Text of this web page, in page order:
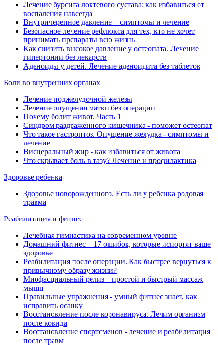
Лечение бурсита локтевого сустава: как избавиться от
воспаления навсегда
Внутричерепное давление ‒ симптомы и лечение
Безопасное лечение рефлюкса для тех, кто не хочет
принимать препараты всю жизнь
Как снизить высокое давление у остеопата. Лечение
гипертонии без лекарств
Аденоиды у детей. Лечение аденоидита без таблеток
Боли во внутренних органах
Лечение поджелудочной железы
Лечение опущения матки без операции
Почему болит живот. Часть 1
Синдром раздраженного кишечника - поможет остеопат
Что такое гастроптоз. Опущение желудка - симптомы и
лечение
Висцеральный жир - как избавиться от живота
Что скрывает боль в тазу? Лечение и профилактика
Здоровье ребенка
Здоровье новорожденного. Есть ли у ребенка родовая
травма
Реабилитация и фитнес
Лечебная гимнастика на современном уровне
Домашний фитнес ‒ 17 ошибок, которые испортят ваше
здоровье
Реабилитация после операции. Как быстрее вернуться к
привычному образу жизни?
Миофасциальный релиз ‒ простой и быстрый массаж
мышц
Правильные упражнения - умный фитнес знает, как
исправить осанку
Восстановление после коронавируса. Лечим организм
после ковида
Восстановление спортсменов - лечение и реабилитация
после травм